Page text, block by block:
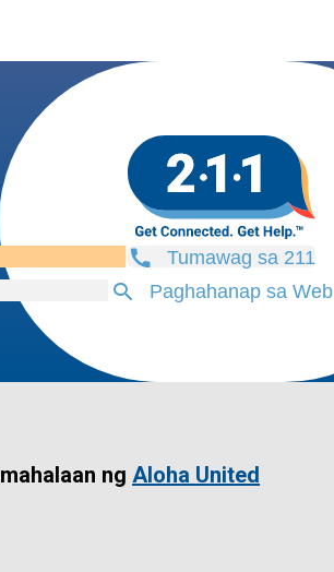
Tumawag sa 211
Paghahanap sa Web
ng Aloha United